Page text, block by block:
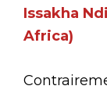
Issakha
Africa)